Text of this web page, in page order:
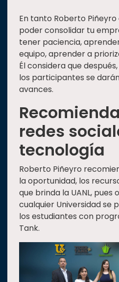
En tanto Roberto
poder consolidar tu
tener paciencia,
equipo, aprender a
Él considera que
los participantes se
avances.
redes
tecnología
Roberto Piñeyro
la oportunidad, los
que brinda la UANL, pues
cualquier Universidad se
los estudiantes con
Tank.